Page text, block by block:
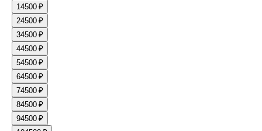
14500 ₽
24500 ₽
34500 ₽
44500 ₽
54500 ₽
64500 ₽
74500 ₽
84500 ₽
94500 ₽